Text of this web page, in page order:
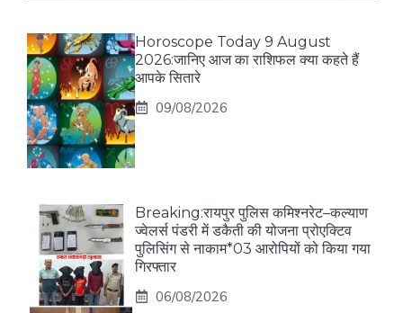
Horoscope Today 9 August
2026:जानिए आज का राशिफल क्या कहते हैं
आपके सितारे
09/08/2026
Breaking:रायपुर पुलिस कमिश्नरेट–कल्याण
ज्वेलर्स पंडरी में डकैती की योजना प्रोएक्टिव
पुलिसिंग से नाकाम*03 आरोपियों को किया गया
गिरफ्तार
06/08/2026